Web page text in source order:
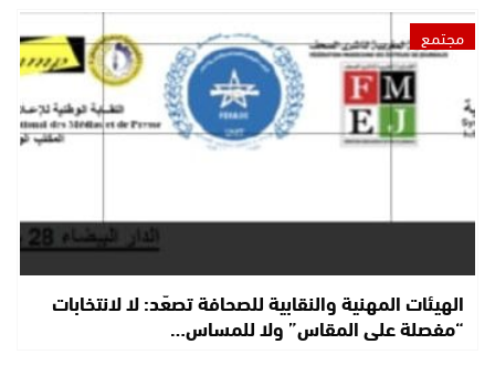
مجتمع
الهيئات المهنية والنقابية للصحافة تصعّد: لا لانتخابات
“مفصلة على المقاس” ولا للمساس…